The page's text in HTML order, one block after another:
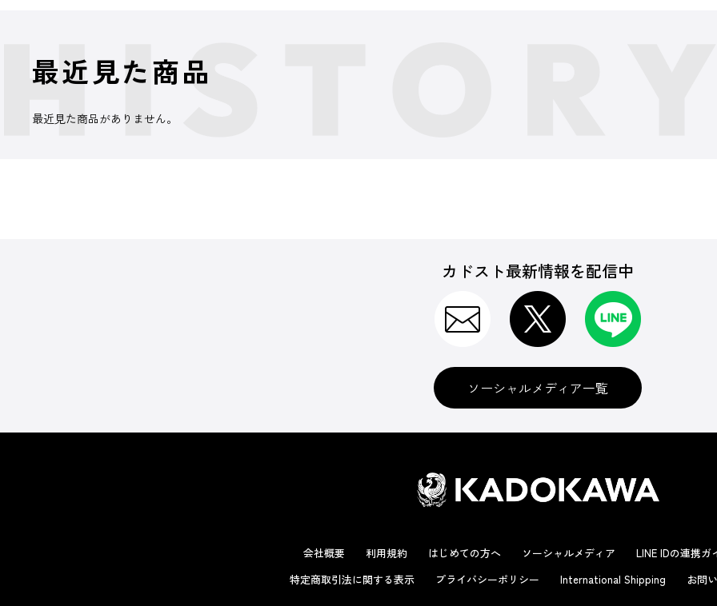
最近見た商品
最近見た商品がありません。
カドスト最新情報を配信中
ソーシャルメディア一覧
会社概要 利用規約 はじめての方へ ソーシャルメディア LINE IDの連携ガ
特定商取引法に関する表示
プライバシーポリシー International Shipping お問